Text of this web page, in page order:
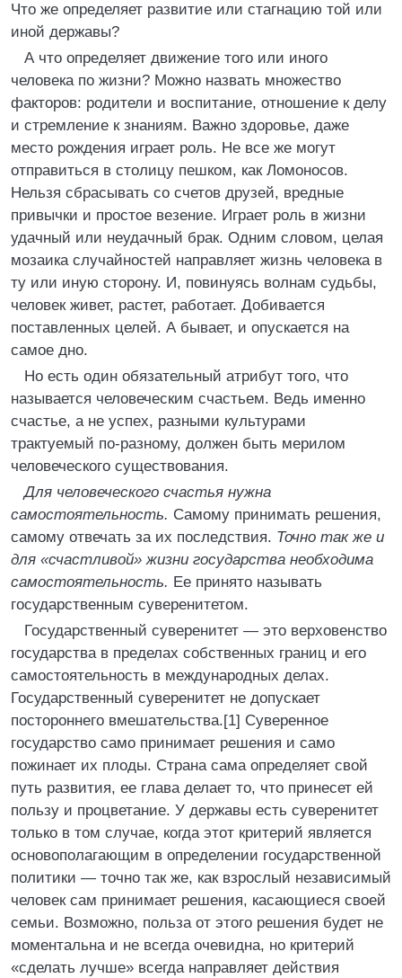
Что же определяет развитие или стагнацию той или
иной державы?
А что определяет движение того или иного
человека по жизни? Можно назвать множество
факторов: родители и воспитание, отношение к делу
и стремление к знаниям. Важно здоровье, даже
место рождения играет роль. Не все же могут
отправиться в столицу пешком, как Ломоносов.
Нельзя сбрасывать со счетов друзей, вредные
привычки и простое везение. Играет роль в жизни
удачный или неудачный брак. Одним словом, целая
мозаика случайностей направляет жизнь человека в
ту или иную сторону. И, повинуясь волнам судьбы,
человек живет, растет, работает. Добивается
поставленных целей. А бывает, и опускается на
самое дно.
Но есть один обязательный атрибут того, что
называется человеческим счастьем. Ведь именно
счастье, а не успех, разными культурами
трактуемый по-разному, должен быть мерилом
человеческого существования.
Для человеческого счастья нужна
самостоятельность. Самому принимать решения,
самому отвечать за их последствия. Точно так же и
для «счастливой» жизни государства необходима
самостоятельность. Ее принято называть
государственным суверенитетом.
Государственный суверенитет — это верховенство
государства в пределах собственных границ и его
самостоятельность в международных делах.
Государственный суверенитет не допускает
постороннего вмешательства.[1] Суверенное
государство само принимает решения и само
пожинает их плоды. Страна сама определяет свой
путь развития, ее глава делает то, что принесет ей
пользу и процветание. У державы есть суверенитет
только в том случае, когда этот критерий является
основополагающим в определении государственной
политики — точно так же, как взрослый независимый
человек сам принимает решения, касающиеся своей
семьи. Возможно, польза от этого решения будет не
моментальна и не всегда очевидна, но критерий
«сделать лучше» всегда направляет действия